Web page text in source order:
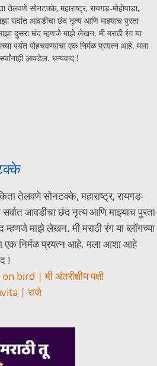
तेलवणे सोनटक्के, महाराष्ट्र, रायगड-मोहोपाडा,
सर्वात आवडीचा छंद नृत्य आणि माझ्याच पुरता
दुसरा छंद म्हणजे माझे लेखन. मी मराठी रंग या
पर्यंत पोहचवण्याचा एक निर्मळ प्रयत्न आहे. मला
आवडेल. धन्यवाद !
तेलवणे सोनटक्के, महाराष्ट्र, रायगड-
सर्वात आवडीचा छंद नृत्य आणि माझ्याच पुरता
म्हणजे माझे लेखन. मी मराठी रंग या ब्लॉगच्या
एक निर्मळ प्रयत्न आहे. मला आशा आहे
!
bird | मी अंतरीक्षीय पक्षी
| राजे